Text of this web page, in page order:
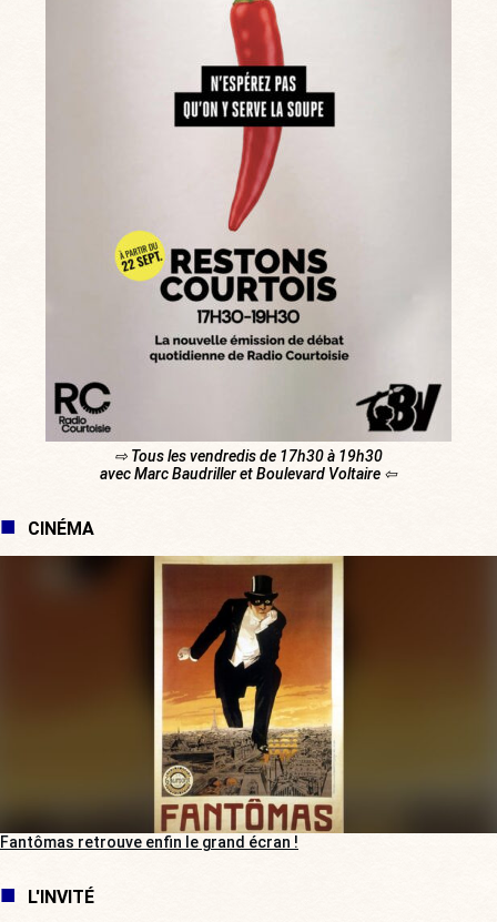
⇨ Tous les vendredis de 17h30 à 19h30
avec Marc Baudriller et Boulevard Voltaire ⇦
CINÉMA
Fantômas retrouve enfin le grand écran !
L'INVITÉ